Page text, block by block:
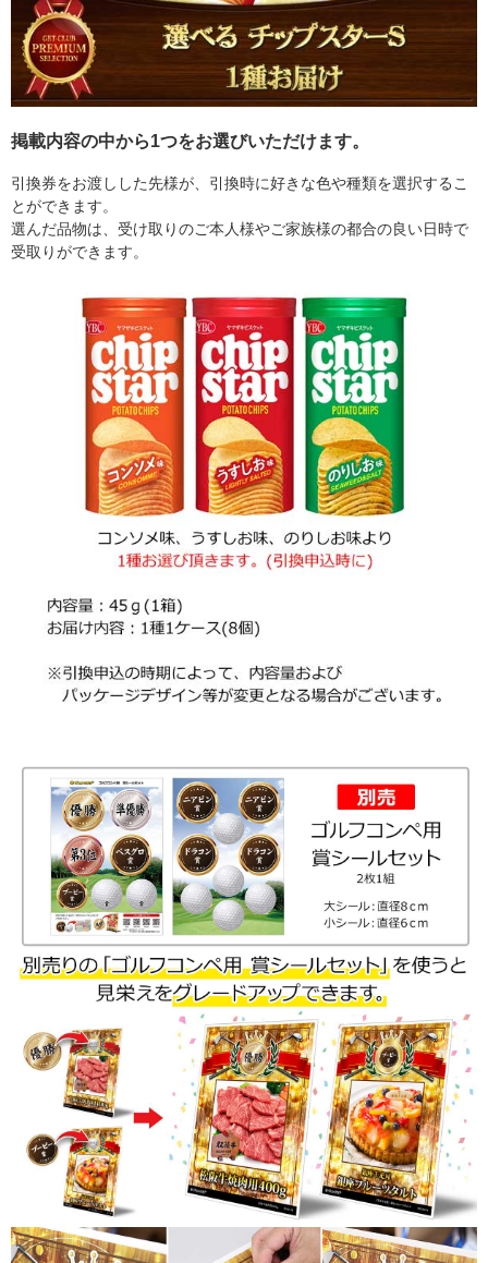
掲載内容の中から1つをお選びいただけます。
引換券をお渡しした先様が、引換時に好きな色や種類を選択するこ
とができます。
選んだ品物は、受け取りのご本人様やご家族様の都合の良い日時で
受取りができます。